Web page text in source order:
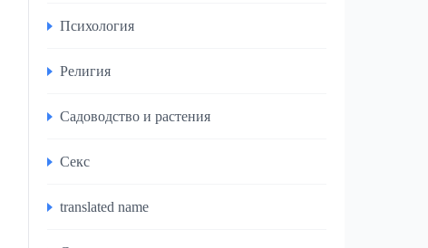
Психология
Религия
Садоводство и растения
Секс
translated name